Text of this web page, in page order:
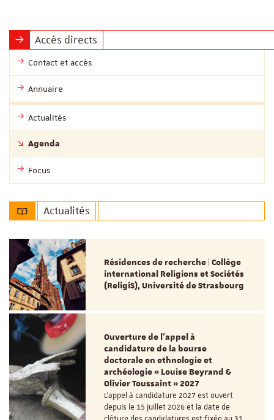
Accès directs
Contact et accès
Annuaire
Actualités
Agenda
Focus
Actualités
Résidences de recherche | Collège
international Religions et Sociétés
(ReligiS), Université de Strasbourg
Ouverture de l'appel à
candidature de la bourse
doctorale en ethnologie et
archéologie « Louise Beyrand &
Olivier Toussaint » 2027
L’appel à candidature 2027 est ouvert
depuis le 15 juillet 2026 et la date de